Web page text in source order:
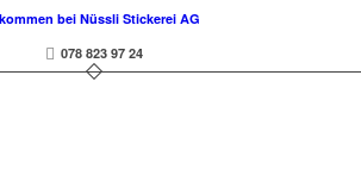
bei Nüssli Stickerei AG
078 823 97 24